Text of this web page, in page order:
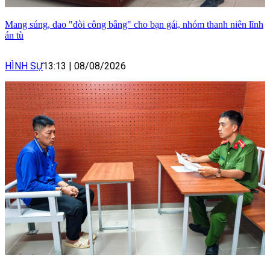
Mang súng, dao "đòi công bằng" cho bạn gái, nhóm thanh niên lĩnh
án tù
HÌNH SỰ13:13 | 08/08/2026